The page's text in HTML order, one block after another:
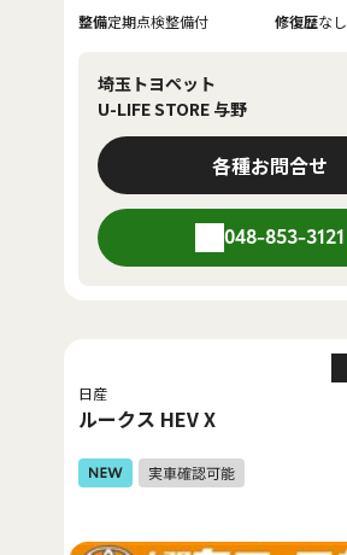
整備定期点検整備付 修復歴なし
埼玉トヨペット
U-LIFE STORE 与野
各種お問合せ
048-853-3121
日産
ルークス HEV X